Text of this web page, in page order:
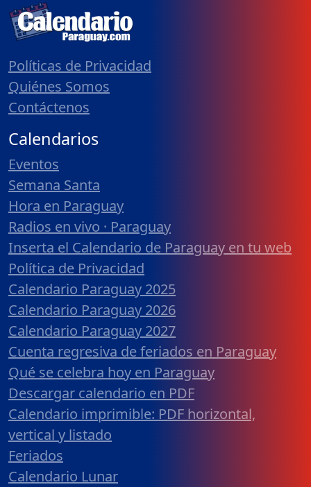
Políticas de Privacidad
Quiénes Somos
Contáctenos
Calendarios
Eventos
Semana Santa
Hora en Paraguay
Radios en vivo · Paraguay
Inserta el Calendario de Paraguay en tu web
Política de Privacidad
Calendario Paraguay 2025
Calendario Paraguay 2026
Calendario Paraguay 2027
Cuenta regresiva de feriados en Paraguay
Qué se celebra hoy en Paraguay
Descargar calendario en PDF
Calendario imprimible: PDF horizontal,
vertical y listado
Feriados
Calendario Lunar